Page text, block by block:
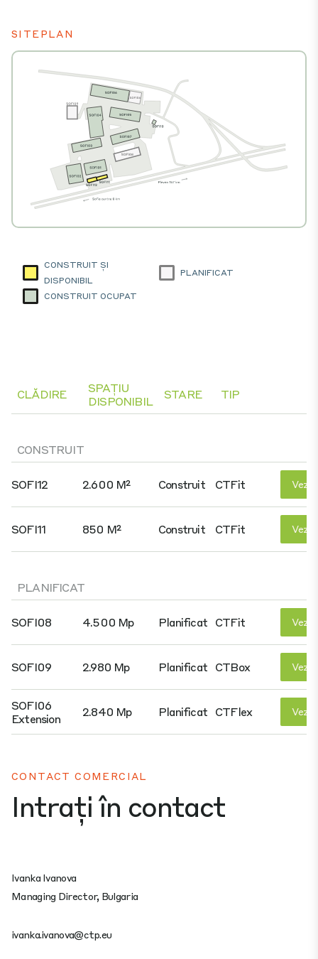
SITEPLAN
CONSTRUIT ȘI
DISPONIBIL
PLANIFICAT
CONSTRUIT OCUPAT
CLĂDIRE
SPAȚIU
DISPONIBIL
STARE TIP
CONSTRUIT
SOFI12 2.600 M² Construit CTFit Vezi
SOFI11 850 M² Construit CTFit Vezi
PLANIFICAT
SOFI08 4.500 Mp Planificat CTFit Vezi
SOFI09 2.980 Mp Planificat CTBox Vezi
SOFI06
Extension
2.840 Mp Planificat CTFlex Vezi
CONTACT COMERCIAL
Intrați în contact
Ivanka Ivanova
Managing Director, Bulgaria
ivanka.ivanova@ctp.eu